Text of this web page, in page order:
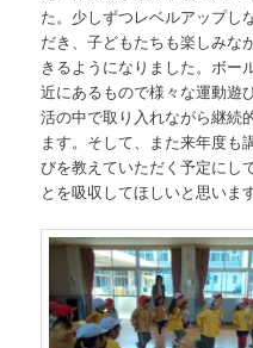
た。少しずつレベルアップし
だき、子どもたちも楽しみな
きるようになりました。ボー
近にあるもので様々な運動遊
活の中で取り入れながら継続
ます。そして、また来年度も
びを教えていただく予定にし
とを吸収してほしいと思います